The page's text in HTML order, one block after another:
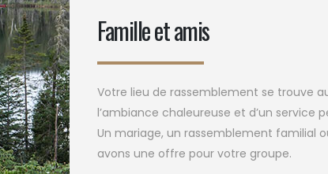
Famille et amis
Votre lieu de rassemblement se trouve
l’ambiance chaleureuse et d’un service
Un mariage, un rassemblement familial
avons une offre pour votre groupe.